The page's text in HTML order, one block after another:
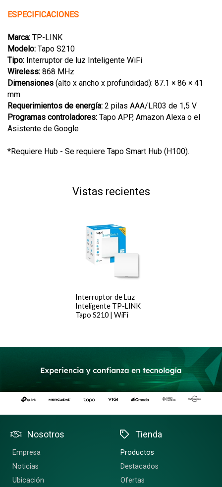
ESPECIFICACIONES
Marca: TP-LINK
Modelo: Tapo S210
Tipo: Interruptor de luz Inteligente WiFi
Wireless: 868 MHz
Dimensiones (alto x ancho x profundidad): 87.1 × 86 × 41
mm
Requerimientos de energía: 2 pilas AAA/LR03 de 1,5 V
Programas controladores: Tapo APP, Amazon Alexa o el
Asistente de Google
*Requiere Hub - Se requiere Tapo Smart Hub (H100).
Vistas recientes
Interruptor de Luz
Inteligente TP-LINK
Tapo S210 | WiFi
Nosotros
Empresa
Noticias
Ubicación
Tienda
Productos
Destacados
Ofertas